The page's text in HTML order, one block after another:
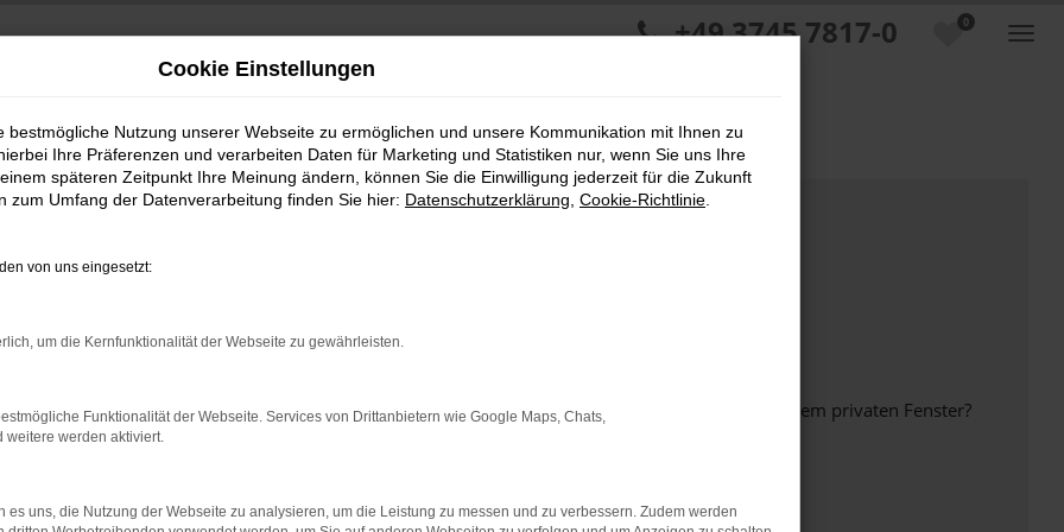
0
+49 3745 7817-0
bestimmter Seiten verhindern. Funktioniert die Seite in einem anderen Browser oder in einem privaten Fenster?
beheben.
auf dem neuesten Stand sind.
Cookie Einstellungen
bestmögliche Nutzung unserer Webseite zu ermöglichen und unsere Kommunikation mit Ihnen zu
Ihre Präferenzen und verarbeiten Daten für Marketing und Statistiken nur, wenn Sie uns Ihre
späteren Zeitpunkt Ihre Meinung ändern, können Sie die Einwilligung jederzeit für die Zukunft
zum Umfang der Datenverarbeitung finden Sie hier: Datenschutzerklärung Cookie-Richtlinie
von uns eingesetzt:
um die Kernfunktionalität der Webseite zu gewährleisten.
Funktionalität der Webseite. Services von Drittanbietern wie Google Maps, Chats,
weitere werden aktiviert.
es uns, die Nutzung der Webseite zu analysieren, um die Leistung zu messen und zu verbessern. Zudem werden